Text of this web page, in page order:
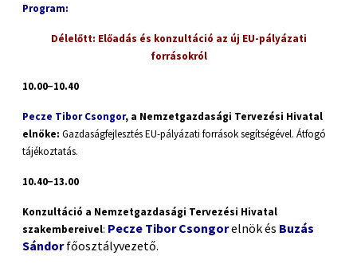
Program:
Délelőtt: Előadás és konzultáció az új EU-pályázati
forrásokról
10.00−10.40
Pecze Tibor Csongor, a Nemzetgazdasági Tervezési Hivatal
elnöke: Gazdaságfejlesztés EU-pályázati források segítségével. Átfogó
tájékoztatás.
10.40−13.00
Konzultáció a Nemzetgazdasági Tervezési Hivatal
szakembereivel: Pecze Tibor Csongorelnök és Buzás
Sándorfőosztályvezető.